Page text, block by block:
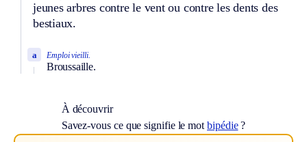
jeunes arbres contre le vent ou contre les dents des
bestiaux.
Emploi vieilli.
Broussaille.
a
À découvrir
Savez-vous ce que signifie le mot bipédie?